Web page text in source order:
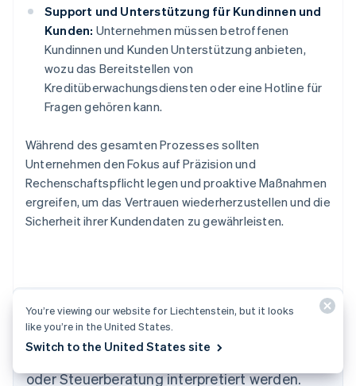
Support und Unterstützung für Kundinnen und
Kunden: Unternehmen müssen betroffenen
Kundinnen und Kunden Unterstützung anbieten,
wozu das Bereitstellen von
Kreditüberwachungsdiensten oder eine Hotline für
Fragen gehören kann.
Während des gesamten Prozesses sollten
Unternehmen den Fokus auf Präzision und
Rechenschaftspflicht legen und proaktive Maßnahmen
ergreifen, um das Vertrauen wiederherzustellen und die
Sicherheit ihrer Kundendaten zu gewährleisten.
Der Inhalt dieses Artikels dient nur zu
allgemeinen Informations- und
Bildungszwecken und sollte nicht als Rechts-
oder Steuerberatung interpretiert werden.
Australien
Belgien
You’re viewing our website for Liechtenstein, but it looks
like you’re in the United States.
Switch to the United States site